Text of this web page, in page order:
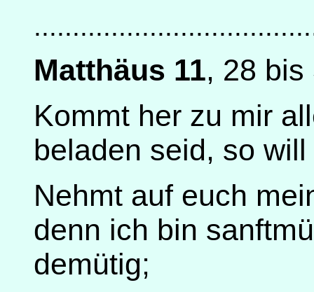
Matthäus 11, 28 bis
Kommt her zu mir
beladen seid, so
Nehmt auf euch
denn ich bin
demütig;